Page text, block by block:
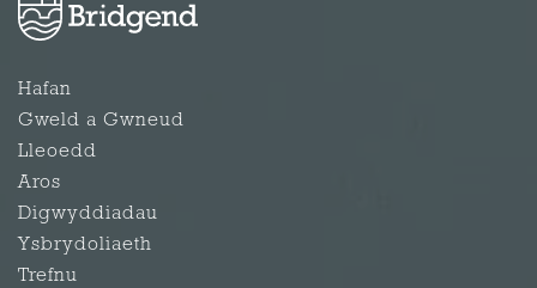
Hafan
Gweld a Gwneud
Lleoedd
Aros
Digwyddiadau
Ysbrydoliaeth
Trefnu